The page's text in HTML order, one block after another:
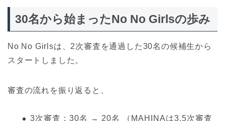
30名から始まったNo No Girlsの歩み
No No Girlsは、2次審査を通過した30名の候補生から
スタートしました。
審査の流れを振り返ると、
3次審査：30名 → 20名 （MAHINAは3.5次審査